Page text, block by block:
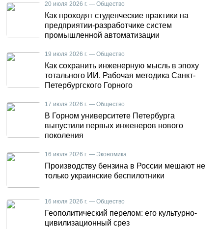
20 июля 2026 г. — Общество
Как проходят студенческие практики на
предприятии-разработчике систем
промышленной автоматизации
19 июля 2026 г. — Общество
Как сохранить инженерную мысль в эпоху
тотального ИИ. Рабочая методика Санкт-
Петербургского Горного
17 июля 2026 г. — Общество
В Горном университете Петербурга
выпустили первых инженеров нового
поколения
16 июля 2026 г. — Экономика
Производству бензина в России мешают не
только украинские беспилотники
16 июля 2026 г. — Общество
Геополитический перелом: его культурно-
цивилизационный срез